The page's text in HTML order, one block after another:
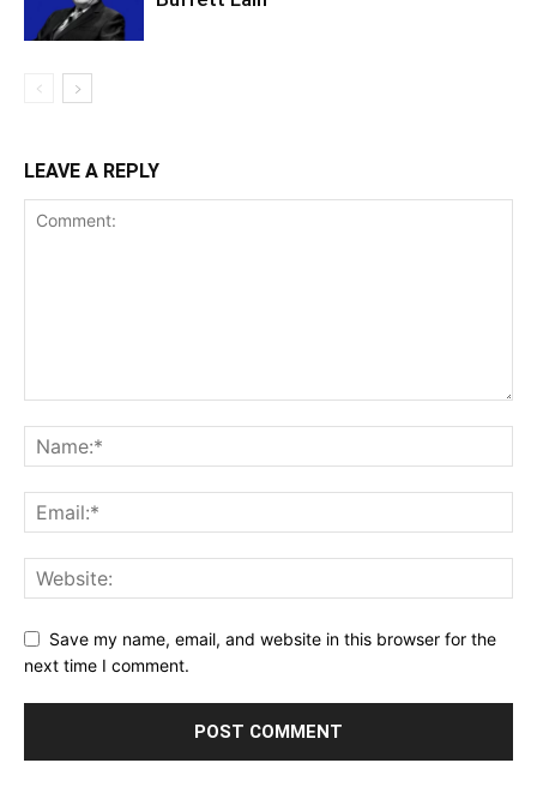
LEAVE A REPLY
Save my name, email, and website in this browser for the
next time I comment.